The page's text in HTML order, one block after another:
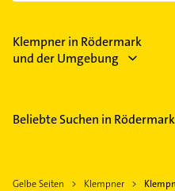
Klempner in Rödermark
und der Umgebung
Beliebte Suchen in Rödermark
Gelbe Seiten Klempner